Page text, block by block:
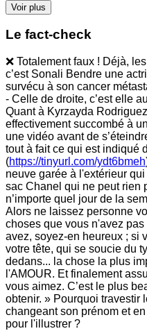
Voir plus
Le fact-check
❌ Totalement faux ! Déjà,
c’est Sonali Bendre une
survécu à son cancer
- Celle de droite, c’est elle
Quant à Kyrzayda
effectivement succombé à
une vidéo avant de
tout à fait ce qui est indiqué
(https://tinyurl.com/ydt6bmeh
neuve garée à l'extérieur
sac Chanel qui ne peut rien
n’importe quel jour de la
Alors ne laissez personne
choses que vous n'avez
avez, soyez-en heureux ; si
votre tête, qui se soucie du
dedans... la chose la plus
l'AMOUR. Et finalement
vous aimez. C’est le plus
obtenir. » Pourquoi travestir
changeant son prénom et
pour l'illustrer ?